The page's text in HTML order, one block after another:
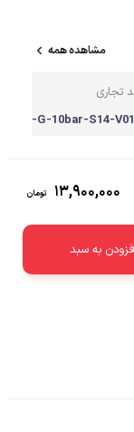
مشاهده همه
تجاری
PX4-G-10bar-S14-V01
۱۳,۹۰۰,۰۰۰ تومان
به سبد